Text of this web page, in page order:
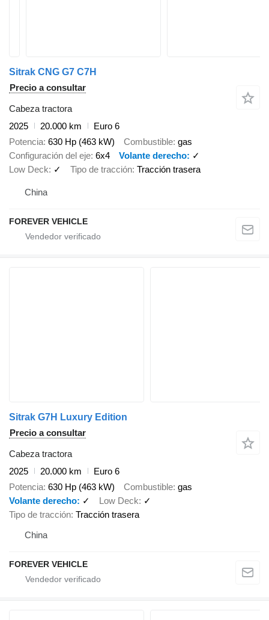
Sitrak CNG G7 C7H
Precio a consultar
Cabeza tractora
2025
20.000 km
Euro 6
Potencia 630 Hp (463 kW) Combustible gas
Configuración del eje 6x4 Volante derecho
✓
Low Deck
✓ Tipo de tracción Tracción trasera
China
FOREVER VEHICLE
Sitrak G7H Luxury Edition
Precio a consultar
Cabeza tractora
2025
20.000 km
Euro 6
Potencia 630 Hp (463 kW) Combustible gas
Volante derecho
✓ Low Deck
✓
Tipo de tracción Tracción trasera
China
FOREVER VEHICLE